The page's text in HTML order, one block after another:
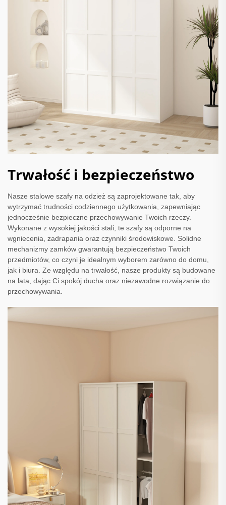
Trwałość i bezpieczeństwo
Nasze stalowe szafy na odzież są zaprojektowane tak, aby
wytrzymać trudności codziennego użytkowania, zapewniając
jednocześnie bezpieczne przechowywanie Twoich rzeczy.
Wykonane z wysokiej jakości stali, te szafy są odporne na
wgniecenia, zadrapania oraz czynniki środowiskowe. Solidne
mechanizmy zamków gwarantują bezpieczeństwo Twoich
przedmiotów, co czyni je idealnym wyborem zarówno do domu,
jak i biura. Ze względu na trwałość, nasze produkty są budowane
na lata, dając Ci spokój ducha oraz niezawodne rozwiązanie do
przechowywania.